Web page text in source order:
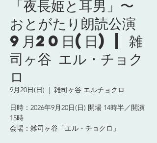
「夜長姫と耳男」〜
おとがたり朗読公演
9月20日(日) | 雑
司ヶ谷 エル・チョク
ロ
9月20日(日)
  |
雑司ヶ谷 エルチョクロ
日時：2026年9月20日(日) 開場 14時半／開演
15時
会場：雑司ヶ谷「エル・チョクロ」